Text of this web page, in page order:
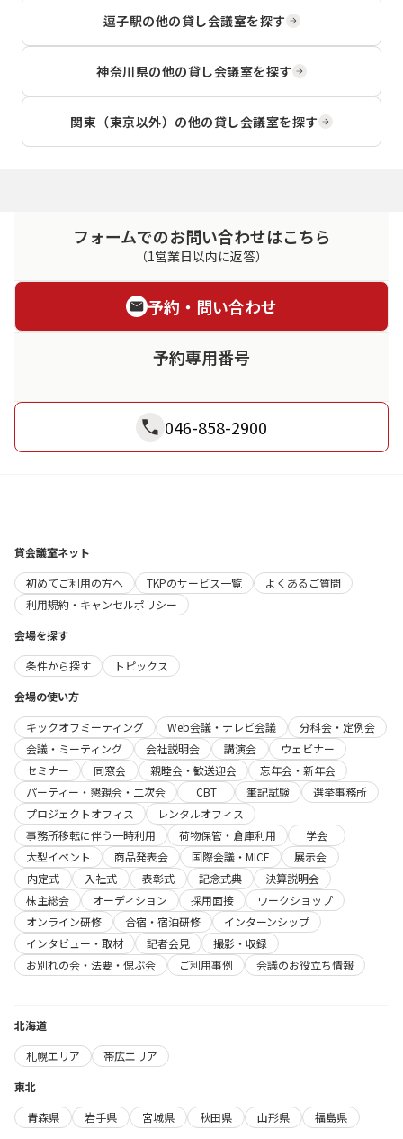
逗子駅の他の貸し会議室を探す
神奈川県の他の貸し会議室を探す
関東（東京以外） の他の貸し会議室を探す
フォームでのお問い合わせはこちら
（1営業日以内に返答）
予約・問い合わせ
予約専用番号
046-858-2900
貸会議室ネット
初めてご利用の方へ
TKPのサービス一覧
よくあるご質問
利用規約・キャンセルポリシー
会場を探す
条件から探す
トピックス
会場の使い方
キックオフミーティング
Web会議・テレビ会議
分科会・定例会
会議・ミーティング
会社説明会 講演会
ウェビナー
セミナー
同窓会 親睦会・歓送迎会
忘年会・新年会
パーティー・懇親会・二次会
CBT 筆記試験
選挙事務所
プロジェクトオフィス
レンタルオフィス
事務所移転に伴う一時利用
荷物保管・倉庫利用
学会
大型イベント
商品発表会 国際会議・MICE
展示会
内定式
入社式 表彰式 記念式典
決算説明会
株主総会
オーディション 採用面接
ワークショップ
オンライン研修
合宿・宿泊研修
インターンシップ
インタビュー・取材
記者会見
撮影・収録
お別れの会・法要・偲ぶ会
ご利用事例 会議のお役立ち情報
北海道
札幌エリア
帯広エリア
東北
青森県
岩手県 宮城県 秋田県 山形県
福島県